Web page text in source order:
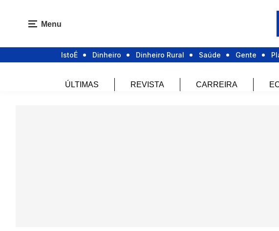
Menu
IstoÉ Dinheiro Dinheiro Rural Saúde Gente
ÚLTIMAS REVISTA CARREIRA